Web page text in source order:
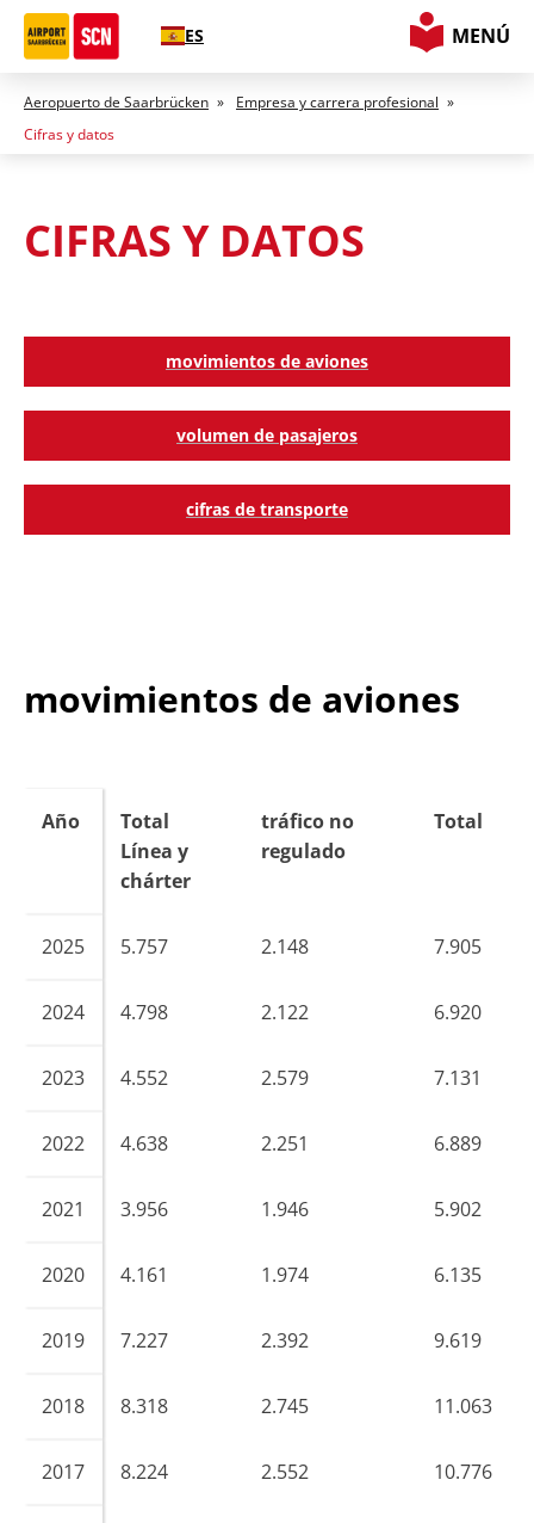
ES MENÚ
Aeropuerto de Saarbrücken » Empresa y carrera profesional »
Cifras y datos
CIFRAS Y DATOS
movimientos de aviones
volumen de pasajeros
cifras de transporte
movimientos de aviones
Año
Total
Línea y
chárter
tráfico no
regulado
Total
2025 5.757 2.148 7.905
2024 4.798 2.122 6.920
2023 4.552 2.579 7.131
2022 4.638 2.251 6.889
2021 3.956 1.946 5.902
2020 4.161 1.974 6.135
2019 7.227 2.392 9.619
2018 8.318 2.745 11.063
2017 8.224 2.552 10.776